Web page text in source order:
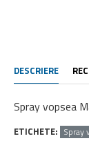
DESCRIERE
Spray vopsea
ETICHETE: Spray